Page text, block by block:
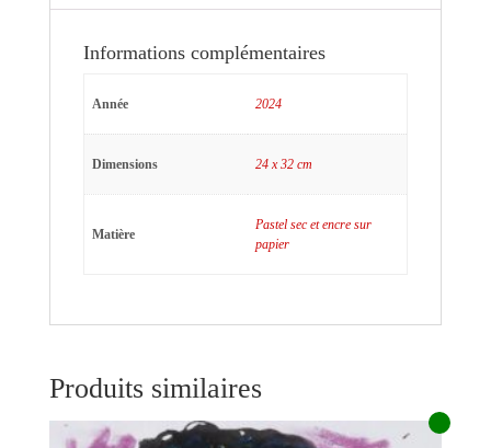
Informations complémentaires
Année 2024
Dimensions 24 x 32 cm
Matière
Pastel sec et encre sur
papier
Produits similaires